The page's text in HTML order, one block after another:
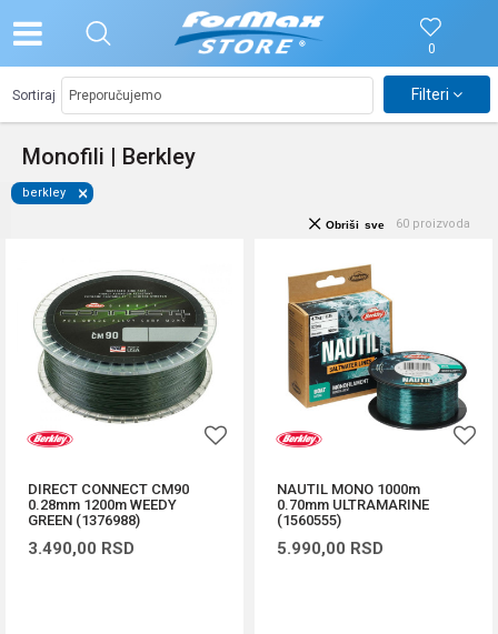
0
Monofili | Berkley
Sortiraj Filteri
berkley
60 proizvoda
Obriši sve
DIRECT CONNECT CM90
0.28mm 1200m WEEDY
GREEN (1376988)
3.490,00 RSD
NAUTIL MONO 1000m
0.70mm ULTRAMARINE
(1560555)
5.990,00 RSD